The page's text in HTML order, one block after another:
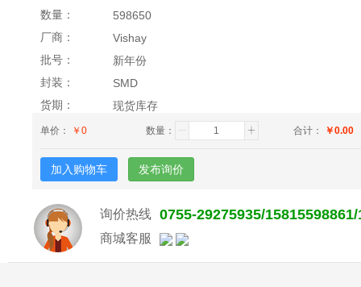
数量： 598650
厂商： Vishay
批号： 新年份
封装： SMD
货期： 现货库存
单价： ￥ 0 数量： 合计： ￥0.00
加入购物车 发布询价
询价热线 0755-29275935/
商城客服